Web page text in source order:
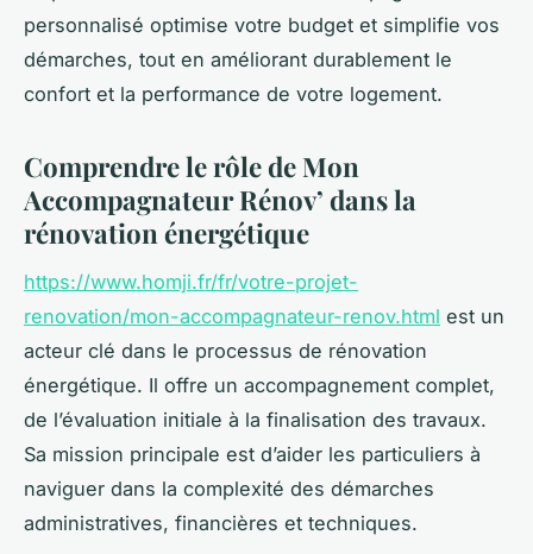
personnalisé optimise votre budget et simplifie vos
démarches, tout en améliorant durablement le
confort et la performance de votre logement.
Comprendre le rôle de Mon
Accompagnateur Rénov’ dans la
rénovation énergétique
https://www.homji.fr/fr/votre-projet-
renovation/mon-accompagnateur-renov.html est un
acteur clé dans le processus de rénovation
énergétique. Il offre un accompagnement complet,
de l’évaluation initiale à la finalisation des travaux.
Sa mission principale est d’aider les particuliers à
naviguer dans la complexité des démarches
administratives, financières et techniques.